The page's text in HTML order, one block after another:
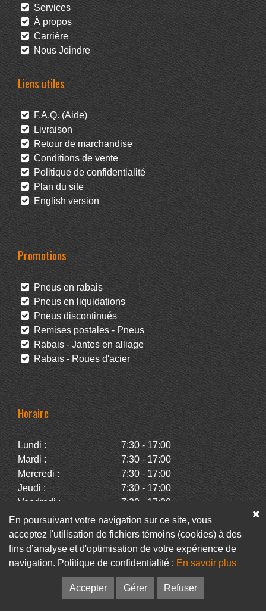
Services
À propos
Carrière
Nous Joindre
Liens utiles
F.A.Q. (Aide)
Livraison
Retour de marchandise
Conditions de vente
Politique de confidentialité
Plan du site
English version
Promotions
Pneus en rabais
Pneus en liquidations
Pneus discontinués
Remises postales - Pneus
Rabais - Jantes en alliage
Rabais - Roues d'acier
Horaire
Lundi :
7:30 - 17:00
Mardi :
7:30 - 17:00
Mercredi :
7:30 - 17:00
Jeudi :
7:30 - 17:00
Vendredi :
7:30 - 17:00
Samedi :
Fermé
Dimanche :
Fermé
Facebook Infolettre
© Pneus Paquet /Pneus St-Hubert • Web :Option PME
En poursuivant votre navigation sur ce site, vous
acceptez l'utilisation de fichiers témoins (cookies) à des
fins d’analyse et d'optimisation de votre expérience de
navigation. Politique de confidentialité : En savoir plus
Accepter Gérer Refuser